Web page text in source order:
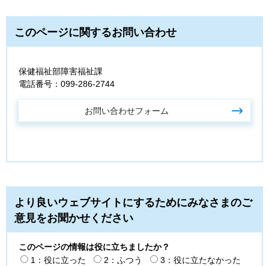
このページに関するお問い合わせ
保健福祉部障害福祉課
電話番号：099-286-2744
より良いウェブサイトにするためにみなさまのご
意見をお聞かせください
このページの情報は役に立ちましたか？
1：役に立った
2：ふつう
3：役に立たなかった